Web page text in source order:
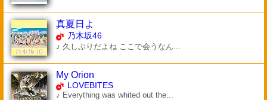
真夏日よ
乃木坂46
♪ 久しぶりだよね ここで会うなん...
My Orion
LOVEBITES
♪ Everything was whited out the...